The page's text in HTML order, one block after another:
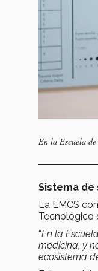
En la Escuela
Sistema de
La EMCS
Tecnológico
“En la
medicina, y
ecosistema